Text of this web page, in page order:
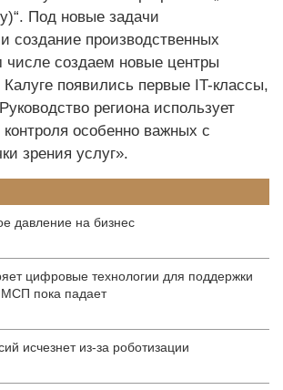
Под новые задачи
создание производственных
числе создаем новые центры
появились первые IT-классы,
региона использует
особенно важных с
зрения услуг».
давление на бизнес
цифровые технологии для поддержки
МСП пока падает
исчезнет из-за роботизации